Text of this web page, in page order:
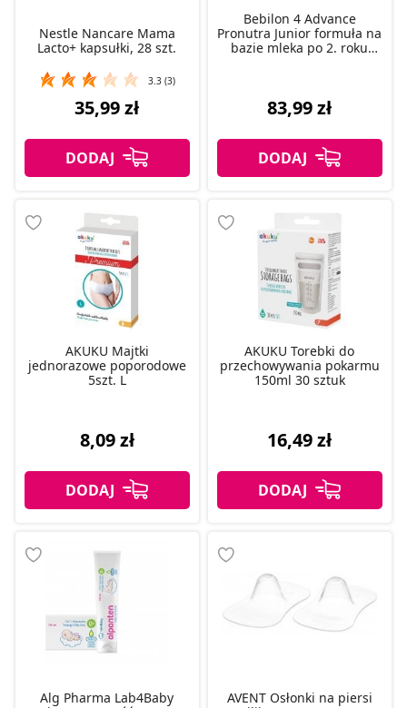
Nestle Nancare Mama
Lacto+ kapsułki, 28 szt.
3.3 (3)
35,99 zł
Bebilon 4 Advance
Pronutra Junior formuła na
bazie mleka po 2. roku
83,99 zł
AKUKU Majtki
jednorazowe poporodowe
5szt. L
8,09 zł
AKUKU Torebki do
przechowywania pokarmu
150ml 30 sztuk
16,49 zł
Alg Pharma Lab4Baby
AVENT Osłonki na piersi